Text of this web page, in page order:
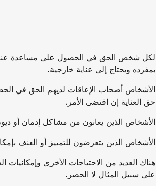
لكل شخص الحق في الحصول على مساعدة عندما
بمفرده ويحتاج إلى عناية خارجية.
الأشخاص أصحاب الإعاقات لديهم الحق في
حق العناية إن اقتضى الأمر.
الأشخاص الذين يعانون من مشاكل إدمان أو
الأشخاص الذين يتعرضون للتمييز أو العنف
هناك العديد من الاحتياجات الأخرى
على سبيل المثال لا الحصر.